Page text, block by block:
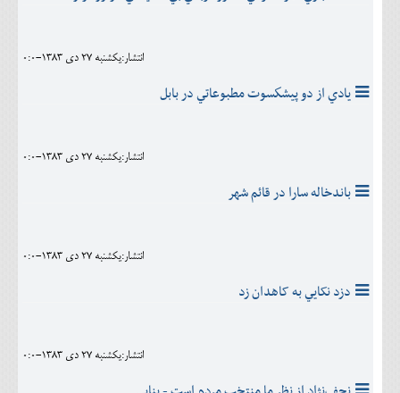
انتشار:يکشنبه 27 دی 1383-0:0
يادي از دو پيشكسوت مطبوعاتي در بابل
انتشار:يکشنبه 27 دی 1383-0:0
باندخاله سارا در قائم شهر
انتشار:يکشنبه 27 دی 1383-0:0
دزد نکايي به کاهدان زد
انتشار:يکشنبه 27 دی 1383-0:0